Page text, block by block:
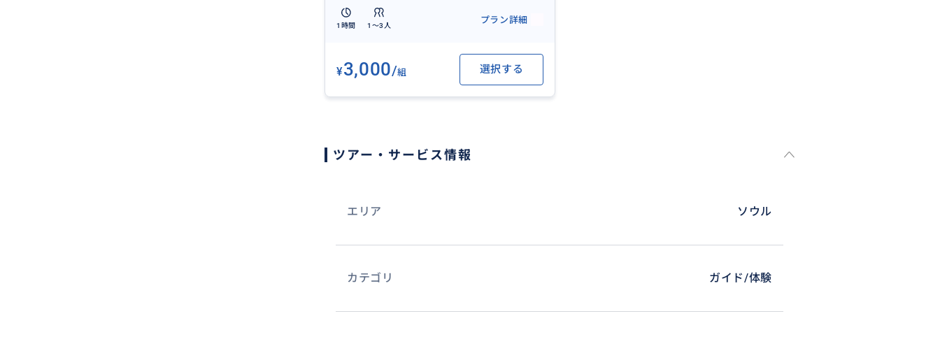
1時間 1〜3人
プラン詳細
¥3,000/組 選択する
ツアー・サービス情報
エリア ソウル
カテゴリ ガイド/体験